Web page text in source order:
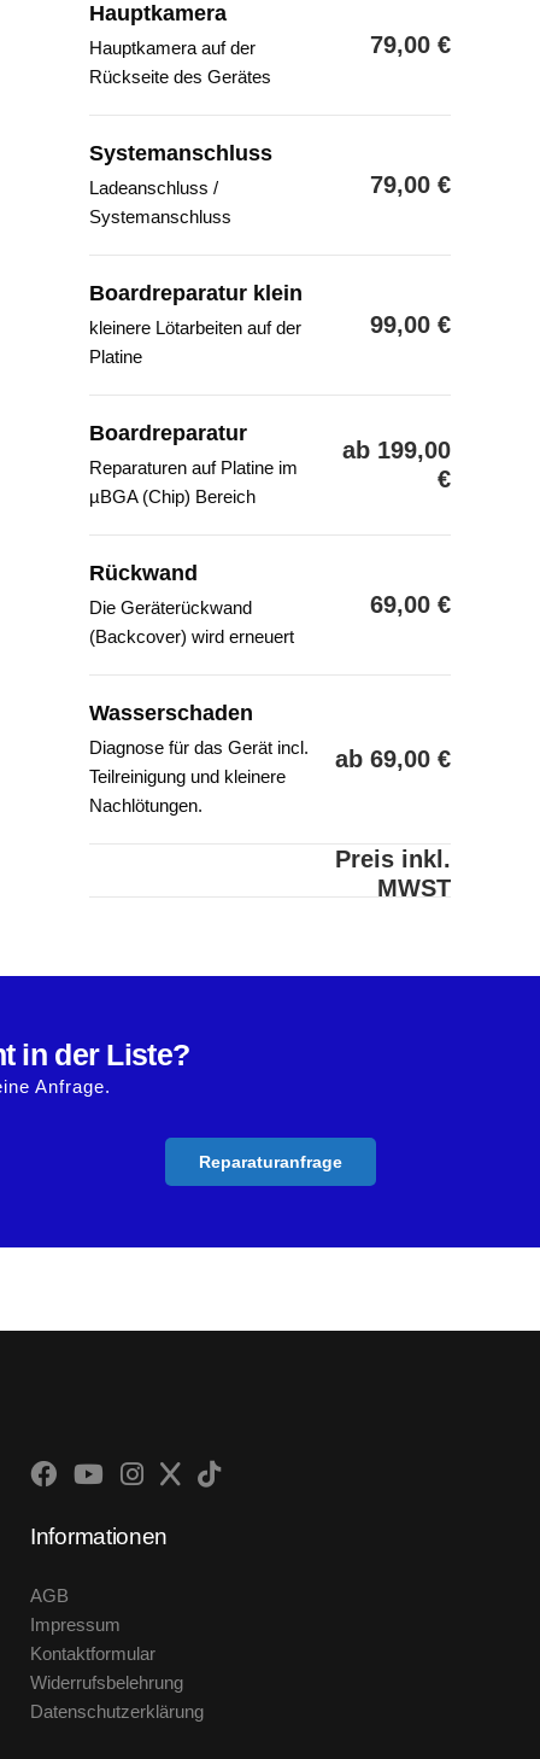
Hauptkamera
Hauptkamera auf der
Rückseite des Gerätes
79,00 €
Systemanschluss
Ladeanschluss /
Systemanschluss
79,00 €
Boardreparatur klein
kleinere Lötarbeiten auf der
Platine
99,00 €
Boardreparatur
Reparaturen auf Platine im
µBGA (Chip) Bereich
ab 199,00
€
Rückwand
Die Geräterückwand
(Backcover) wird erneuert
69,00 €
Wasserschaden
Diagnose für das Gerät incl.
Teilreinigung und kleinere
Nachlötungen.
ab 69,00 €
Preis inkl.
MWST
in der Liste?
Anfrage.
Reparaturanfrage
Informationen
AGB
Impressum
Kontaktformular
Widerrufsbelehrung
Datenschutzerklärung